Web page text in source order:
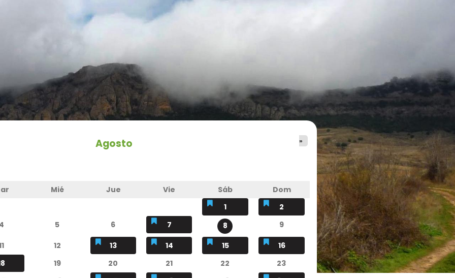
Agosto »
Mié Jue Vie Sáb
Dom
1
2
5 6 7 8 9
12 13 14 15
16
19 20 21 22
23